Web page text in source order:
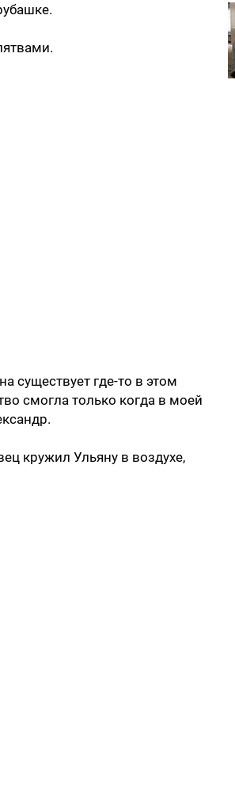
существует где-то в этом
смогла только когда в моей
кружил Ульяну в воздухе,